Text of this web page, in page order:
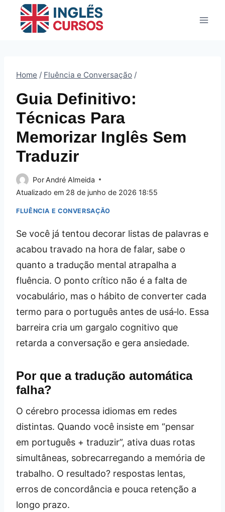
Home / Fluência e Conversação /
Guia Definitivo:
Técnicas Para
Memorizar Inglês Sem
Traduzir
Por André Almeida
Atualizado em 28 de junho de 2026 18:55
FLUÊNCIA E CONVERSAÇÃO
Se você já tentou decorar listas de palavras e
acabou travado na hora de falar, sabe o
quanto a tradução mental atrapalha a
fluência. O ponto crítico não é a falta de
vocabulário, mas o hábito de converter cada
termo para o português antes de usá‑lo. Essa
barreira cria um gargalo cognitivo que
retarda a conversação e gera ansiedade.
Por que a tradução automática
falha?
O cérebro processa idiomas em redes
distintas. Quando você insiste em “pensar
em português + traduzir”, ativa duas rotas
simultâneas, sobrecarregando a memória de
trabalho. O resultado? respostas lentas,
erros de concordância e pouca retenção a
longo prazo.